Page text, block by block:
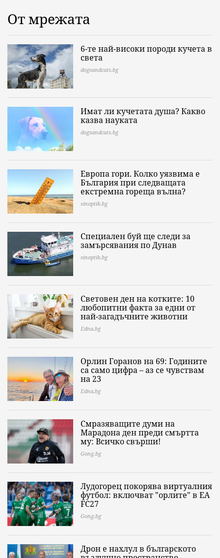
От мрежата
6-те най-високи породи кучета в
света
dogsandcats.bg
Имат ли кучетата душа? Какво
казва науката
dogsandcats.bg
Европа гори. Колко уязвима е
България при следващата
екстремна гореща вълна?
sinoptik.bg
Специален буй ще следи за
замърсявания по Дунав
sinoptik.bg
Световен ден на котките: 10
любопитни факта за едни от
най-загадъчните животни
Edna.bg
Орлин Горанов на 69: Годините
са само цифра – аз се чувствам
на 23
Edna.bg
Смразяващите думи на
Марадона ден преди смъртта
му: Всичко свърши!
Gong.bg
Лудогорец покорява виртуалния
футбол: включват "орлите" в EA
FC27
Gong.bg
Дрон е нахлул в българското